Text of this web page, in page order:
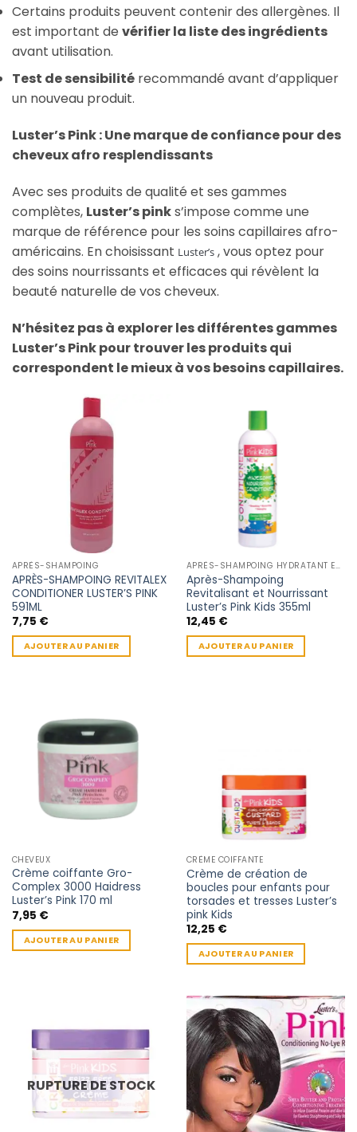
Certains produits peuvent contenir des allergènes. Il
est important de vérifier la liste des ingrédients
avant utilisation.
Test de sensibilité recommandé avant d’appliquer
un nouveau produit.
Luster’s Pink : Une marque de confiance pour des
cheveux afro resplendissants
Avec ses produits de qualité et ses gammes
complètes, Luster’s pinks’impose comme une
marque de référence pour les soins capillaires afro-
américains. En choisissant Luster’s , vous optez pour
des soins nourrissants et efficaces qui révèlent la
beauté naturelle de vos cheveux.
N’hésitez pas à explorer les différentes gammes
Luster’s Pink pour trouver les produits qui
correspondent le mieux à vos besoins capillaires.
APRÈS-SHAMPOING
APRÈS-SHAMPOING REVITALEX
CONDITIONER LUSTER’S PINK
591ML
7,75 €
AJOUTER AU PANIER
APRÈS-SHAMPOING HYDRATANT ENFANT
Après-Shampoing
Revitalisant et Nourrissant
Luster’s Pink Kids 355ml
12,45 €
AJOUTER AU PANIER
CHEVEUX
Crème coiffante Gro-
Complex 3000 Haidress
Luster’s Pink 170 ml
7,95 €
AJOUTER AU PANIER
CRÈME COIFFANTE
Crème de création de
boucles pour enfants pour
torsades et tresses Luster’s
pink Kids
12,25 €
AJOUTER AU PANIER
RUPTURE DE STOCK